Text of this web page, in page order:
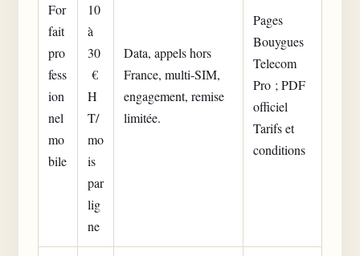
For
fait
pro
fess
ion
nel
mo
bile
10
à
30
€
H
T/
mo
is
par
lig
ne
Data, appels hors
France, multi-SIM,
engagement, remise
limitée.
Pages
Bouygues
Telecom
Pro ; PDF
officiel
Tarifs et
conditions